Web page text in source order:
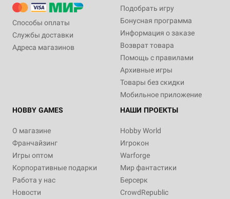
Способы оплаты
Службы доставки
Адреса магазинов
Подобрать игру
Бонусная программа
Информация о заказе
Возврат товара
Помощь с правилами
Архивные игры
Товары без скидки
Мобильное приложение
HOBBY GAMES
О магазине
Франчайзинг
Игры оптом
Корпоративные подарки
Работа у нас
Новости
НАШИ ПРОЕКТЫ
Hobby World
Игрокон
Warforge
Мир фантастики
Берсерк
CrowdRepublic